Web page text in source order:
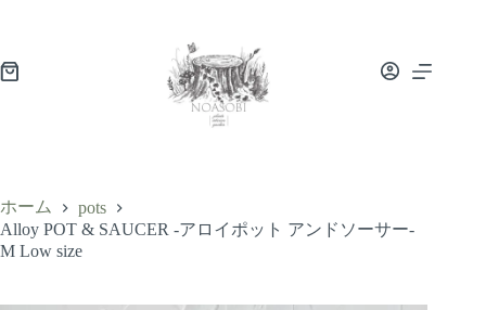
ホーム
pots
Alloy POT & SAUCER -アロイポット アンドソーサー-
M Low size